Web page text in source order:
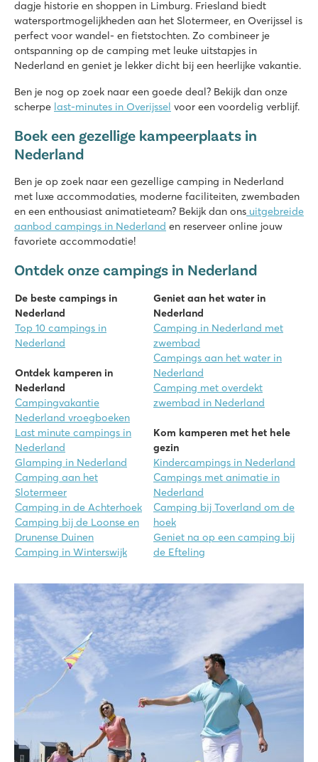
dagje historie en shoppen in Limburg. Friesland biedt
watersportmogelijkheden aan het Slotermeer, en Overijssel is
perfect voor wandel- en fietstochten. Zo combineer je
ontspanning op de camping met leuke uitstapjes in
Nederland en geniet je lekker dicht bij een heerlijke vakantie.
Ben je nog op zoek naar een goede deal? Bekijk dan onze
scherpe last-minutes in Overijssel voor een voordelig verblijf.
Boek een gezellige kampeerplaats in
Nederland
Ben je op zoek naar een gezellige camping in Nederland
met luxe accommodaties, moderne faciliteiten, zwembaden
en een enthousiast animatieteam? Bekijk dan ons uitgebreide
aanbod campings in Nederland en reserveer online jouw
favoriete accommodatie!
Ontdek onze campings in Nederland
De beste campings in
Nederland
Top 10 campings in
Nederland
Ontdek kamperen in
Nederland
Campingvakantie
Nederland vroegboeken
Last minute campings in
Nederland
Glamping in Nederland
Camping aan het
Slotermeer
Camping in de Achterhoek
Camping bij de Loonse en
Drunense Duinen
Camping in Winterswijk
Geniet aan het water in
Nederland
Camping in Nederland met
zwembad
Campings aan het water in
Nederland
Camping met overdekt
zwembad in Nederland
Kom kamperen met het hele
gezin
Kindercampings in Nederland
Campings met animatie in
Nederland
Camping bij Toverland om de
hoek
Geniet na op een camping bij
de Efteling